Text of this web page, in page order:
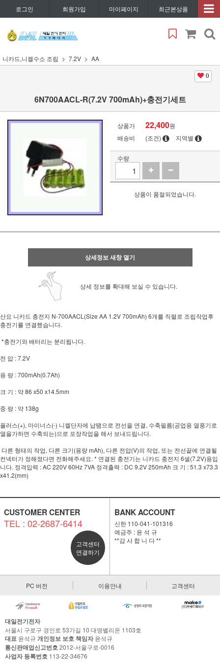
로그인 회원가입 마이페이지 최근본상품
니카드,니켈수소 조립 7.2V AA
0
6N700AACL-R(7.2V 700mAh)+충전기세트
상품가 22,400원
배송비
(조건) 지역별
수량
상품이 품절되었습니다.
상세정보 새창 열기
상세 정보를 확대해 보실 수 있습니다.
산요 니카드 충전지 N-700AACL(Size AA 1.2V 700mAh) 6개를 직렬로 조립작업후
충전기를 연결했습니다.
*충전기와 배터리는 분리됩니다.
전 압 : 7.2V
용 량 : 700mAh(0.7Ah)
크 기 : 약 86 x50 x14.5mm
중 량 : 약 138g
플러스(+), 마이너스(-) 니켈단자에 납땜으로 전선을 연결, 수축필름(공업용 열풍기로
열을가하면 수축되는)으로 포장작업을 해서 보내드립니다.
다른 형태의 작업, 다른 크기(용량 mAh), 다른 전압(V)의 작업, 또는 전선끝에 연결될
컨넥터가 정해졌다면 전화해주세요. * 연결된 충전기는 니카드 충전지 6셀(7.2V)용입
니다. 정격입력 : AC 220V 60Hz 7VA 정격출력 : DC 9.2V 250mAh 크 기 : 51.3 x73.3
x41.2(mm)
CUSTOMER CENTER
TEL : 02-2687-6414
고객센터
연결하기
BANK ACCOUNT
신한 110-041-101316
예금주 : 윤 석 규
**감 사 합 니 다 **
PC 버전 이용안내 고객센터
대일전기전자
서울시 구로구 경인로 53가길 10 대명벨리온 1103호
대표 윤석규 개인정보 보호 책임자윤석규
통신판매업신고번호2012-서울구로-0016
사업자 등록번호 113-22-34676